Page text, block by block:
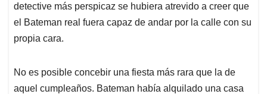
detective más perspicaz se hubiera atrevido a creer que
el Bateman real fuera capaz de andar por la calle con su
propia cara.
No es posible concebir una fiesta más rara que la de
aquel cumpleaños. Bateman había alquilado una casa